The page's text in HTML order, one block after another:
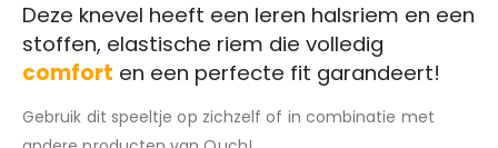
Deze knevel heeft een leren halsriem en een
stoffen, elastische riem die volledig
comfort en een perfecte fit garandeert!
Gebruik dit speeltje op zichzelf of in combinatie met